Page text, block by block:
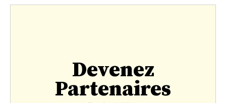
Devenez
Partenaires